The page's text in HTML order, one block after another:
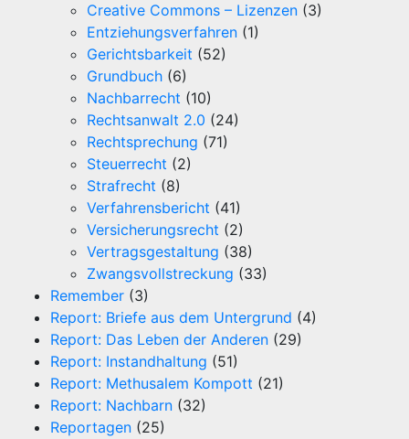
Creative Commons – Lizenzen (3)
Entziehungsverfahren (1)
Gerichtsbarkeit (52)
Grundbuch (6)
Nachbarrecht (10)
Rechtsanwalt 2.0 (24)
Rechtsprechung (71)
Steuerrecht (2)
Strafrecht (8)
Verfahrensbericht (41)
Versicherungsrecht (2)
Vertragsgestaltung (38)
Zwangsvollstreckung (33)
Remember (3)
Report: Briefe aus dem Untergrund (4)
Report: Das Leben der Anderen (29)
Report: Instandhaltung (51)
Report: Methusalem Kompott (21)
Report: Nachbarn (32)
Reportagen (25)